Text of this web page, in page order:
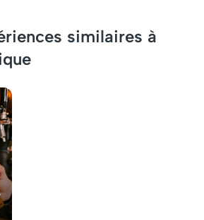
similaires à